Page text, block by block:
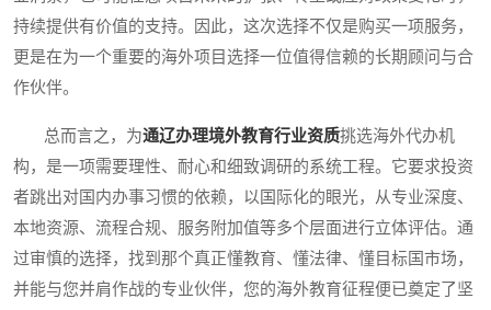
持续提供有价值的支持。因此，这次选择不仅是购买一项服务，
更是在为一个重要的海外项目选择一位值得信赖的长期顾问与合
作伙伴。
总而言之，为通辽办理境外教育行业资质挑选海外代办机
构，是一项需要理性、耐心和细致调研的系统工程。它要求投资
者跳出对国内办事习惯的依赖，以国际化的眼光，从专业深度、
本地资源、流程合规、服务附加值等多个层面进行立体评估。通
过审慎的选择，找到那个真正懂教育、懂法律、懂目标国市场，
并能与您并肩作战的专业伙伴，您的海外教育征程便已奠定了坚